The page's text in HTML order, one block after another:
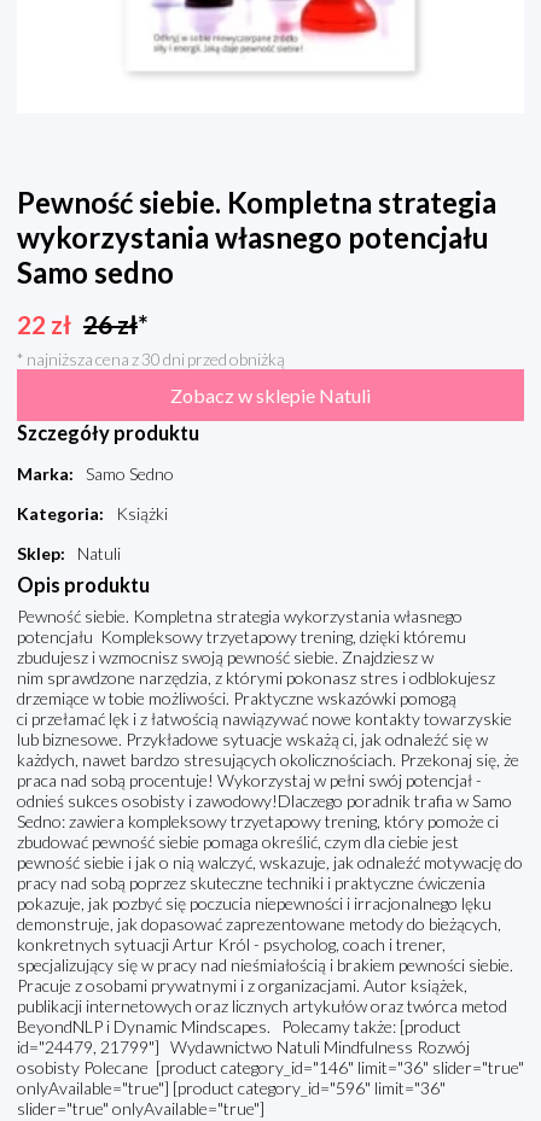
Pewność siebie. Kompletna strategia
wykorzystania własnego potencjału
Samo sedno
22 zł 26zł*
* najniższa cena z 30 dni przed obniżką
Zobacz w sklepie Natuli
Szczegóły produktu
Marka:
Samo Sedno
Kategoria:
Książki
Sklep: Natuli
Opis produktu
Pewność siebie. Kompletna strategia wykorzystania własnego
potencjału Kompleksowy trzyetapowy trening, dzięki któremu
zbudujesz i wzmocnisz swoją pewność siebie. Znajdziesz w
nim sprawdzone narzędzia, z którymi pokonasz stres i odblokujesz
drzemiące w tobie możliwości. Praktyczne wskazówki pomogą
ci przełamać lęk i z łatwością nawiązywać nowe kontakty towarzyskie
lub biznesowe. Przykładowe sytuacje wskażą ci, jak odnaleźć się w
każdych, nawet bardzo stresujących okolicznościach. Przekonaj się, że
praca nad sobą procentuje! Wykorzystaj w pełni swój potencjał -
odnieś sukces osobisty i zawodowy!Dlaczego poradnik trafia w Samo
Sedno: zawiera kompleksowy trzyetapowy trening, który pomoże ci
zbudować pewność siebie pomaga określić, czym dla ciebie jest
pewność siebie i jak o nią walczyć, wskazuje, jak odnaleźć motywację do
pracy nad sobą poprzez skuteczne techniki i praktyczne ćwiczenia
pokazuje, jak pozbyć się poczucia niepewności i irracjonalnego lęku
demonstruje, jak dopasować zaprezentowane metody do bieżących,
konkretnych sytuacji Artur Król - psycholog, coach i trener,
specjalizujący się w pracy nad nieśmiałością i brakiem pewności siebie.
Pracuje z osobami prywatnymi i z organizacjami. Autor książek,
publikacji internetowych oraz licznych artykułów oraz twórca metod
BeyondNLP i Dynamic Mindscapes. Polecamy także: [product
id="24479, 21799"] Wydawnictwo Natuli Mindfulness Rozwój
osobisty Polecane [product category_id="146" limit="36" slider="true"
onlyAvailable="true"] [product category_id="596" limit="36"
slider="true" onlyAvailable="true"]